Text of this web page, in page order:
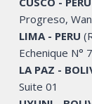
Progreso,
LIMA - PERU
Echenique N°
LA PAZ -
Suite 01